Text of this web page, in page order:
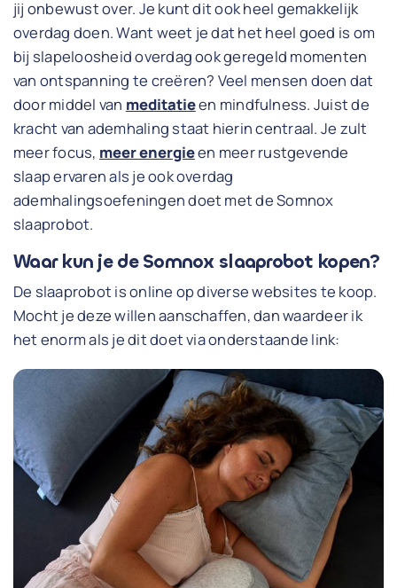
jij onbewust over. Je kunt dit ook heel gemakkelijk
overdag doen. Want weet je dat het heel goed is om
bij slapeloosheid overdag ook geregeld momenten
van ontspanning te creëren? Veel mensen doen dat
door middel van meditatieen mindfulness. Juist de
kracht van ademhaling staat hierin centraal. Je zult
meer focus, meer energieen meer rustgevende
slaap ervaren als je ook overdag
ademhalingsoefeningen doet met de Somnox
slaaprobot.
Waar kun je de Somnox slaaprobot kopen?
De slaaprobot is online op diverse websites te koop.
Mocht je deze willen aanschaffen, dan waardeer ik
het enorm als je dit doet via onderstaande link: